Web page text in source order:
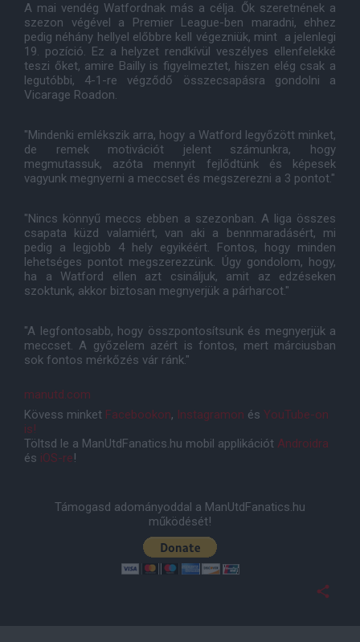
A mai vendég Watfordnak más a célja. Ők szeretnének a
szezon végével a Premier League-ben maradni, ehhez
pedig néhány hellyel előbbre kell végezniük, mint a jelenlegi
19. pozíció. Ez a helyzet rendkívül veszélyes ellenfelekké
teszi őket, amire Bailly is figyelmeztet, hiszen elég csak a
legutóbbi, 4-1-re végződő összecsapásra gondolni a
Vicarage Roadon.
"Mindenki emlékszik arra, hogy a Watford legyőzött minket,
de remek motivációt jelent számunkra, hogy
megmutassuk, azóta mennyit fejlődtünk és képesek
vagyunk megnyerni a meccset és megszerezni a 3 pontot."
"Nincs könnyű meccs ebben a szezonban. A liga összes
csapata küzd valamiért, van aki a bennmaradásért, mi
pedig a legjobb 4 hely egyikéért. Fontos, hogy minden
lehetséges pontot megszerezzünk. Úgy gondolom, hogy,
ha a Watford ellen azt csináljuk, amit az edzéseken
szoktunk, akkor biztosan megnyerjük a párharcot."
"A legfontosabb, hogy összpontosítsunk és megnyerjük a
meccset. A győzelem azért is fontos, mert márciusban
sok fontos mérkőzés vár ránk."
manutd.com
Kövess minket Facebookon, Instagramon és YouTube-on
is!
Töltsd le a ManUtdFanatics.hu mobil applikációt Androidra
és iOS-re!
Támogasd adományoddal a ManUtdFanatics.hu
működését!